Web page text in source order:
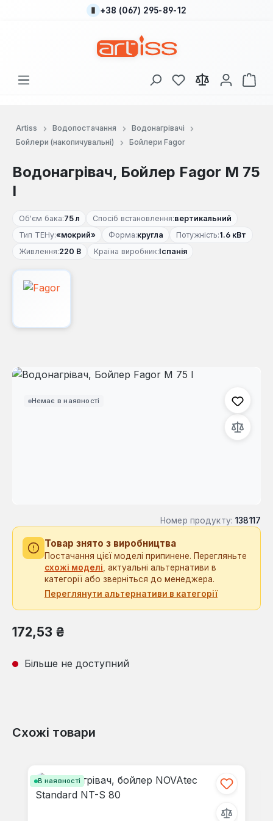
Перейти до основного вмісту
+38 (067) 295-89-12
У вас є 0 у списку
Artiss Водопостачання
Водонагрівачі
Бойлери (накопичувальні)
Бойлери Fagor
Водонагрівач, Бойлер Fagor M 75
I
Об'єм бака:75 л Спосіб встановлення:вертикальний
Тип ТЕНу:«мокрий» Форма:кругла Потужність:1.6 кВт
Живлення:220 В Країна виробник:Іспанія
Немає в наявності
Пропустити галерею зображень
Номер продукту: 138117
Товар знято з виробництва
Постачання цієї моделі припинене. Перегляньте
схожі моделі, актуальні альтернативи в
категорії або зверніться до менеджера.
Переглянути альтернативи в категорії
Звичайна ціна:
172,53 ₴
Більше не доступний
Схожі товари
В наявності